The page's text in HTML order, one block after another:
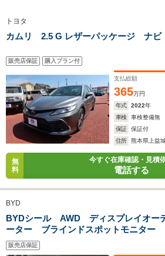
サイズ
WLTCモード
燃費
排気量
駆動方式
1.75m
全長
ホイールベース
-m
3301cc
トヨタ
カムリ 2.5 G レザーパッケージ ナビ
販売店保証 購入プラン付
支払総額
365万円
年式
2022年
車検
車検整備無
保証
保証付
住所
熊本県上益
無
料
今すぐ在庫確認・見積
電話する
BYD
BYDシール AWD ディスプレイオー
ーター ブラインドスポットモニタ
ルミホイール
販売店保証